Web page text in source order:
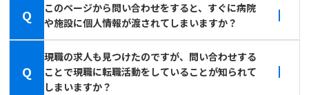
Q
このページから問い合わせをすると、すぐに病院
や施設に個人情報が渡されてしまいますか？
Q
現職の求人も見つけたのですが、問い合わせする
ことで現職に転職活動をしていることが知られて
しまいますか？